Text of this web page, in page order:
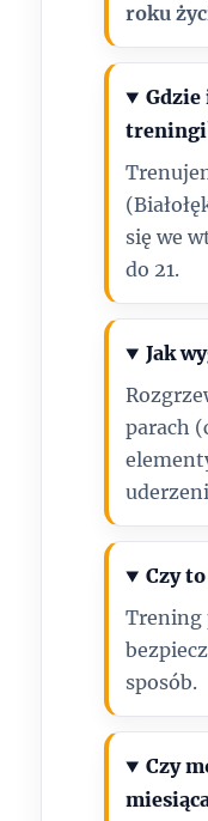
roku
Gdzie
się we
do 21.
Jak
parach
Czy
Trening
sposób.
Czy